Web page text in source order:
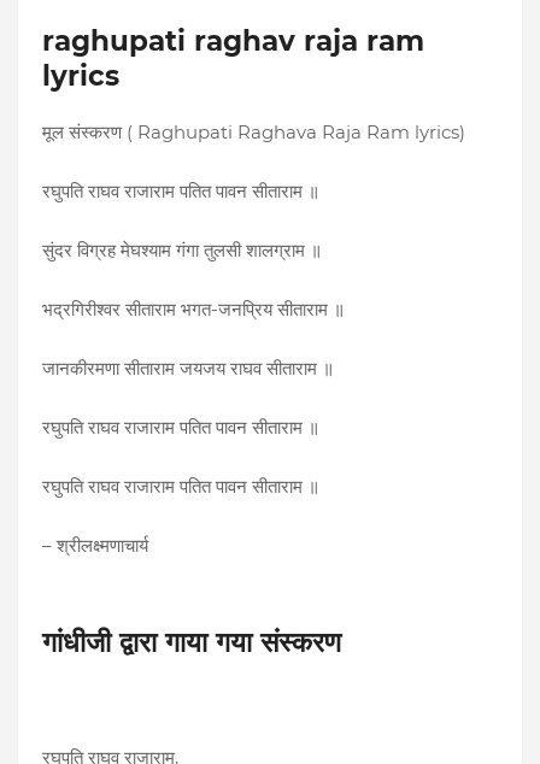
raghupati raghav raja ram
lyrics
मूल संस्करण ( Raghupati Raghava Raja Ram lyrics)
रघुपति राघव राजाराम पतित पावन सीताराम ॥
सुंदर विग्रह मेघश्याम गंगा तुलसी शालग्राम ॥
भद्रगिरीश्वर सीताराम भगत-जनप्रिय सीताराम ॥
जानकीरमणा सीताराम जयजय राघव सीताराम ॥
रघुपति राघव राजाराम पतित पावन सीताराम ॥
रघुपति राघव राजाराम पतित पावन सीताराम ॥
– श्रीलक्ष्मणाचार्य
गांधीजी द्वारा गाया गया संस्करण
रघुपति राघव राजाराम,